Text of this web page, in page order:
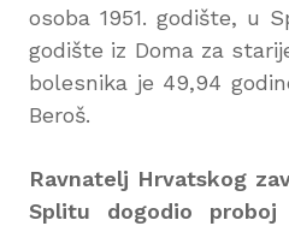
osoba 1951. godište, u
godište iz Doma za
bolesnika je 49,94
Beroš.
Ravnatelj Hrvatskog
Splitu dogodio